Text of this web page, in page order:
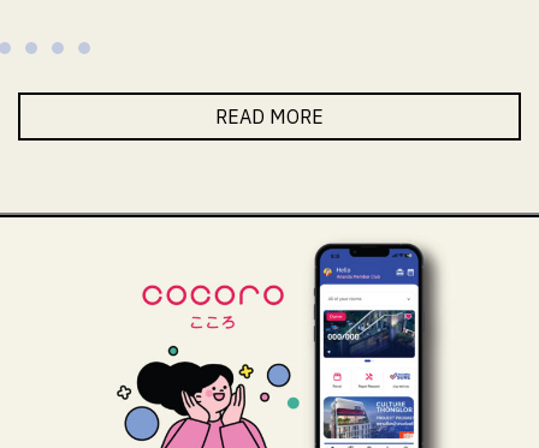
READ MORE